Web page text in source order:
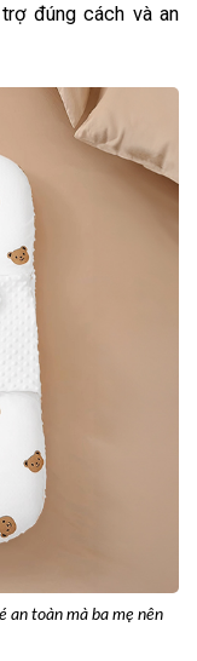
đúng cách và an
an toàn mà ba mẹ nên